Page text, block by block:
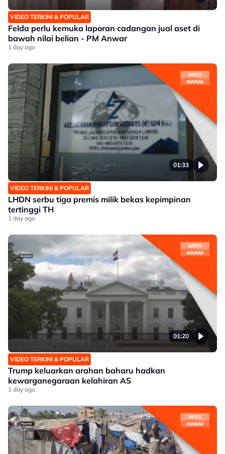
VIDEO TERKINI & POPULAR
Felda perlu kemuka laporan cadangan jual aset di
bawah nilai belian - PM Anwar
1 day ago
01:33
VIDEO TERKINI & POPULAR
LHDN serbu tiga premis milik bekas kepimpinan
tertinggi TH
1 day ago
01:20
VIDEO TERKINI & POPULAR
Trump keluarkan arahan baharu hadkan
kewarganegaraan kelahiran AS
1 day ago